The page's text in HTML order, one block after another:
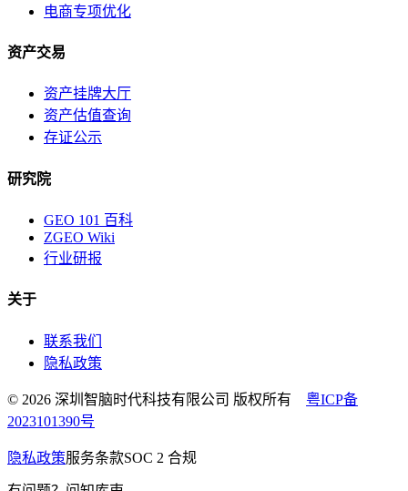
电商专项优化
资产交易
资产挂牌大厅
资产估值查询
存证公示
研究院
GEO 101 百科
ZGEO Wiki
行业研报
关于
联系我们
隐私政策
© 2026 深圳智脑时代科技有限公司 版权所有 粤ICP备
2023101390号
隐私政策服务条款SOC 2 合规